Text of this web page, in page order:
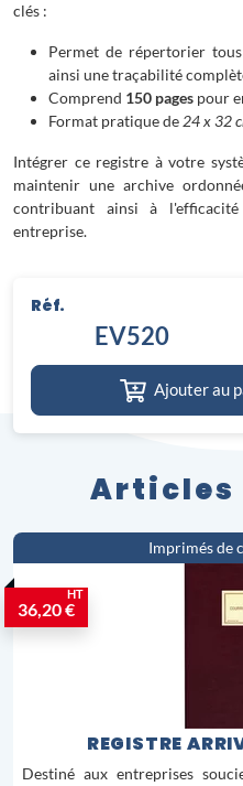
clés :
Permet de répertorier
ainsi une traçabilité
Comprend 150 pages pour
Format pratique de 24 x 32
Intégrer ce registre à votre
maintenir une archive
contribuant ainsi à
entreprise.
Réf.
EV520
Ajouter au
Articles
Imprimés de
36,20 €
HT
REGISTRE
Destiné aux entreprises